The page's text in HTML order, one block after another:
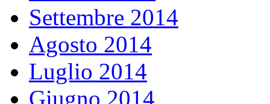
Settembre 2014
Agosto 2014
Luglio 2014
Giugno 2014